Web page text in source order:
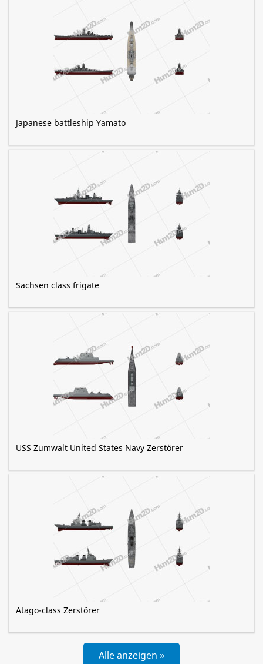
Japanese battleship Yamato
Sachsen class frigate
USS Zumwalt United States Navy Zerstörer
Atago-class Zerstörer
Alle anzeigen »